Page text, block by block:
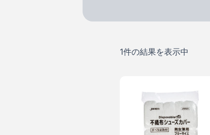
1件の結果を表示中